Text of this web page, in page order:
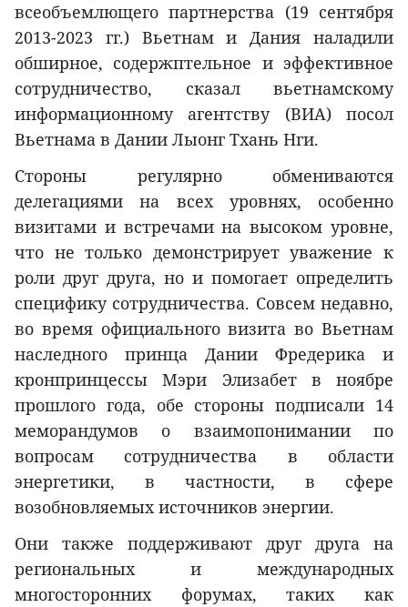
всеобъемлющего партнерства (19 сентября
2013-2023 гг.) Вьетнам и Дания наладили
обширное, содержптельное и эффективное
сотрудничество, сказал вьетнамскому
информационному агентству (ВИА) посол
Вьетнама в Дании Лыонг Тхань Нги.
Стороны регулярно обмениваются
делегациями на всех уровнях, особенно
визитами и встречами на высоком уровне,
что не только демонстрирует уважение к
роли друг друга, но и помогает определить
специфику сотрудничества. Совсем недавно,
во время официального визита во Вьетнам
наследного принца Дании Фредерика и
кронпринцессы Мэри Элизабет в ноябре
прошлого года, обе стороны подписали 14
меморандумов о взаимопонимании по
вопросам сотрудничества в области
энергетики, в частности, в сфере
возобновляемых источников энергии.
Они также поддерживают друг друга на
региональных и международных
многосторонних форумах, таких как